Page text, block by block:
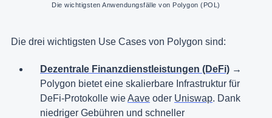
Die wichtigsten Anwendungsfälle von Polygon (POL)
Die drei wichtigsten Use Cases von Polygon sind:
Dezentrale Finanzdienstleistungen (DeFi) →
Polygon bietet eine skalierbare Infrastruktur für
DeFi-Protokolle wieAave oder Uniswap. Dank
niedriger Gebühren und schneller